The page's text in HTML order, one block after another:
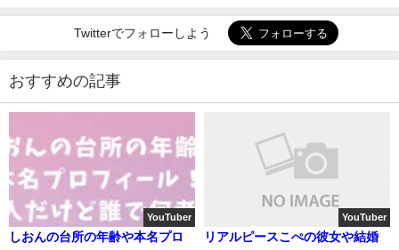
Twitterでフォローしよう
おすすめの記事
YouTuber
しおんの台所の年齢や本名プロ
YouTuber
リアルピースこぺの彼女や結婚